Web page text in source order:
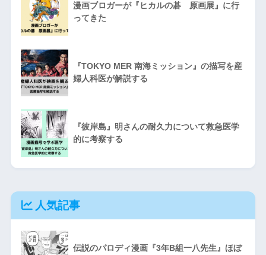
漫画ブロガーが『ヒカルの碁 原画展』に行
ってきた
『TOKYO MER 南海ミッション』の描写を産
婦人科医が解説する
『彼岸島』明さんの耐久力について救急医学
的に考察する
人気記事
伝説のパロディ漫画『3年B組一八先生』ほぼ